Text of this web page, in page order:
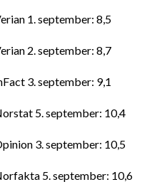
1. september: 8,5
2. september: 8,7
3. september: 9,1
5. september: 10,4
3. september: 10,5
5. september: 10,6